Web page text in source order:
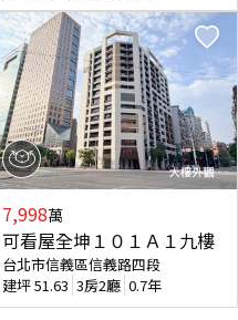
7,998萬
可看屋全坤１０１Ａ１九樓
台北市信義區信義路四段
建坪51.63 3房2廳 0.7年